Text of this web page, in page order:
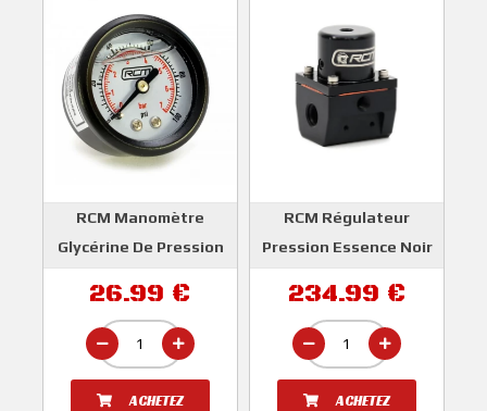
RCM Manomètre
Glycérine De Pression
ROGER CLARK
MOTORSPORT
26.99 €
ACHETEZ
RCM Régulateur
Pression Essence Noir
MOTORSPORT
234.99 €
ACHETEZ